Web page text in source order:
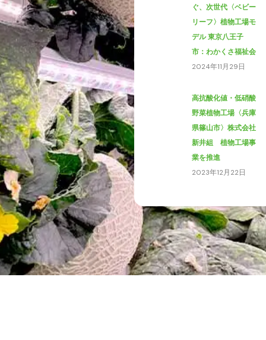
ぐ、次世代〈ベビー
リーフ〉植物工場モ
デル 東京八王子
市：わかくさ福祉会
2024年11月29日
高抗酸化値・低硝酸
野菜植物工場〈兵庫
県篠山市〉株式会社
新井組 植物工場事
業を推進
2023年12月22日